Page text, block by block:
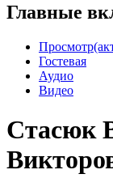
Главные
Просмотр
Гостевая
Аудио
Видео
Стасюк